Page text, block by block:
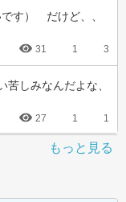
す）　だけど、、
31 1 3
しみなんだよな、
27 1 1
もっと見る